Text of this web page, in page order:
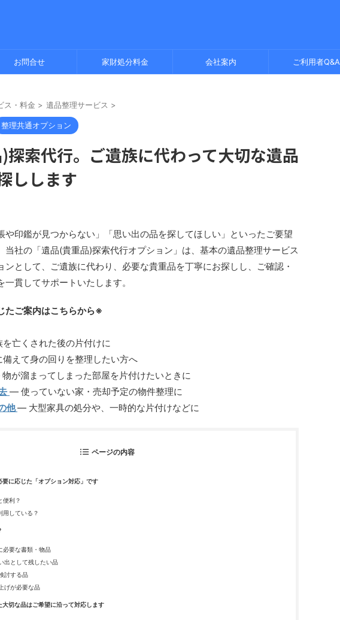
お問合せ 家財処分料金 会社案内 ご利用者Q&A
ス・料金 > 遺品整理サービス >
整理共通オプション
探索代行。ご遺族に代わって大切な遺品
しします
や印鑑が見つからない」「思い出の品を探してほしい」といったご要望
当社の「遺品(貴重品)探索代行オプション」は、基本の遺品整理サービス
ンとして、ご遺族に代わり、必要な貴重品を丁寧にお探しし、ご確認・
貫してサポートいたします。
たご案内はこちらから※
亡くされた後の片付けに
えて身の回りを整理したい方へ
が溜まってしまった部屋を片付けたいときに
— 使っていない家・売却予定の物件整理に
他— 大型家具の処分や、一時的な片付けなどに
ページの内容
要に応じた「オプション対応」です
便利？
用している？
必要な書類・物品
出として残したい品
討する品
げが必要な品
大切な品はご希望に沿って対応します